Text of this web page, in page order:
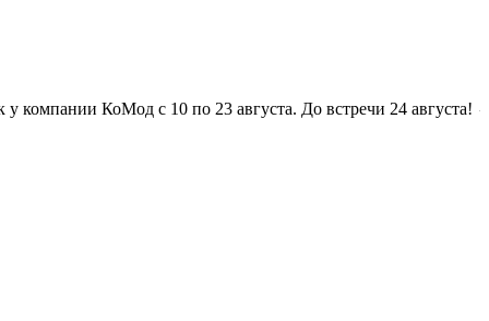
КоМод с 10 по 23 августа. До встречи 24 августа! ☼